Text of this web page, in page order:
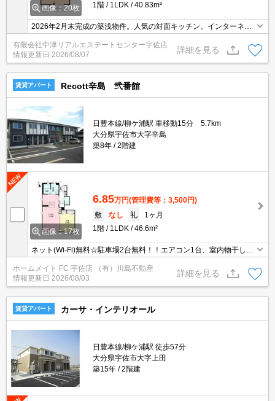
画像：20枚
1階
1LDK 40.83m²
2026年2月末完成の築浅物件。人気の対面キッチン。インターネッ
ト無料。追い焚き機能・温水洗浄便座・TVモニターホン付き。官公
庁やコンビニ、スーパー等近く利便性良好です。
有限会社中津リアルエステートセンター宇佐店
情報更新日 2026/08/07
詳細を見る
賃貸アパート Recott辛島 弐番館
日豊本線/柳ケ浦駅 車移動15分 5.7km
大分県宇佐市大字辛島
築8年
2階建
画像：17枚
6.85万円(管理費等：3,500円)
敷
なし 礼
1ヶ月
1階
1LDK 46.6m²
ネット(Wi-Fi)無料☆駐車場2台無料！！エアコン1台、室内物干し、
TV付インターホン設備有り☆
ホームメイト FC 宇佐店 （有）川島不動産
情報更新日 2026/08/03
詳細を見る
賃貸アパート カーサ・インテリオール
日豊本線/柳ケ浦駅 徒歩57分
大分県宇佐市大字上田
築15年
2階建